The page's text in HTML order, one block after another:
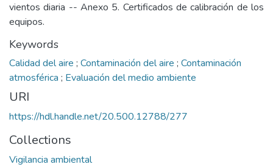
vientos diaria -- Anexo 5. Certificados de calibración de los
equipos.
Keywords
Calidad del aire ; Contaminación del aire ; Contaminación
atmosférica ; Evaluación del medio ambiente
URI
https://hdl.handle.net/20.500.12788/277
Collections
Vigilancia ambiental